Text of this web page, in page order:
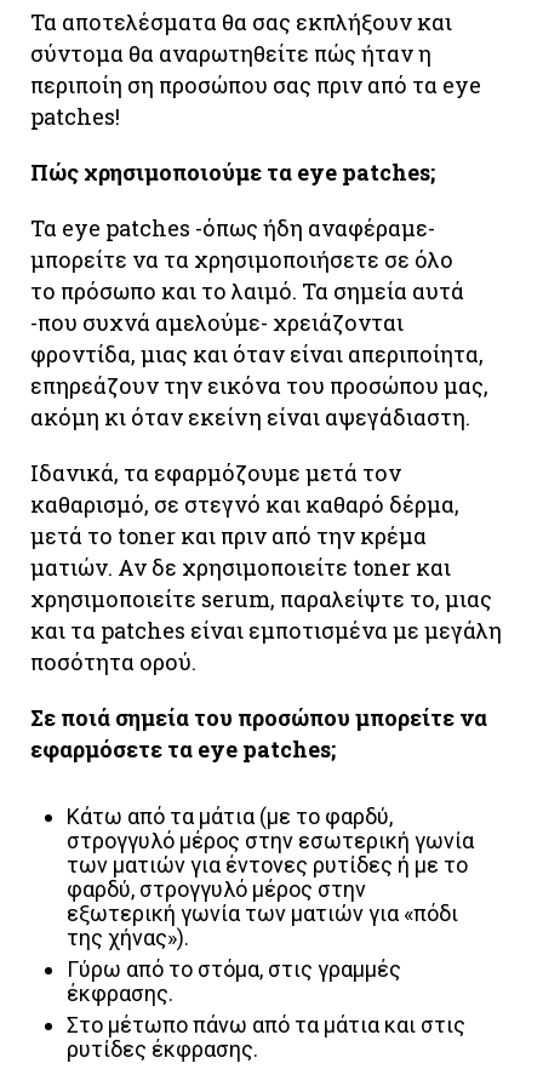
Τα αποτελέσματα θα σας εκπλήξουν και
σύντομα θα αναρωτηθείτε πώς ήταν η
περιποίη ση προσώπου σας πριν από τα eye
patches!
Πώς χρησιμοποιούμε τα eye patches;
Τα eye patches -όπως ήδη αναφέραμε-
μπορείτε να τα χρησιμοποιήσετε σε όλο
το πρόσωπο και το λαιμό. Τα σημεία αυτά
-που συχνά αμελούμε- χρειάζονται
φροντίδα, μιας και όταν είναι απεριποίητα,
επηρεάζουν την εικόνα του προσώπου μας,
ακόμη κι όταν εκείνη είναι αψεγάδιαστη.
Ιδανικά, τα εφαρμόζουμε μετά τον
καθαρισμό, σε στεγνό και καθαρό δέρμα,
μετά το toner και πριν από την κρέμα
ματιών. Αν δε χρησιμοποιείτε toner και
χρησιμοποιείτε serum, παραλείψτε το, μιας
και τα patches είναι εμποτισμένα με μεγάλη
ποσότητα ορού.
Σε ποιά σημεία του προσώπου μπορείτε να
εφαρμόσετε τα eye patches;
Κάτω από τα μάτια (με το φαρδύ,
στρογγυλό μέρος στην εσωτερική γωνία
των ματιών για έντονες ρυτίδες ή με το
φαρδύ, στρογγυλό μέρος στην
εξωτερική γωνία των ματιών για «πόδι
της χήνας»).
Γύρω από το στόμα, στις γραμμές
έκφρασης.
Στο μέτωπο πάνω από τα μάτια και στις
ρυτίδες έκφρασης.